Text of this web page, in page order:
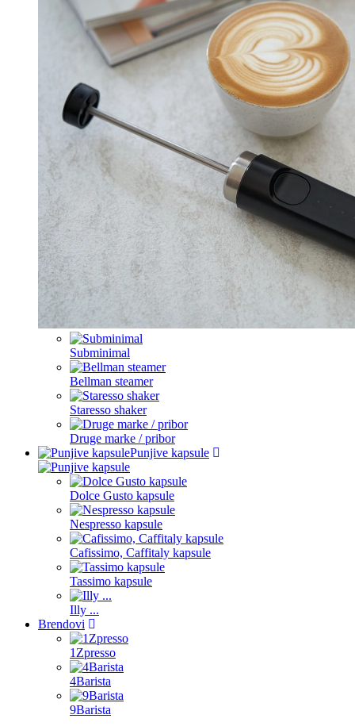
Subminimal
Bellman steamer
Staresso shaker
Druge marke / pribor
Punjive kapsule
Dolce Gusto kapsule
Nespresso kapsule
Cafissimo, Caffitaly kapsule
Tassimo kapsule
Illy ...
Brendovi
1Zpresso
4Barista
9Barista